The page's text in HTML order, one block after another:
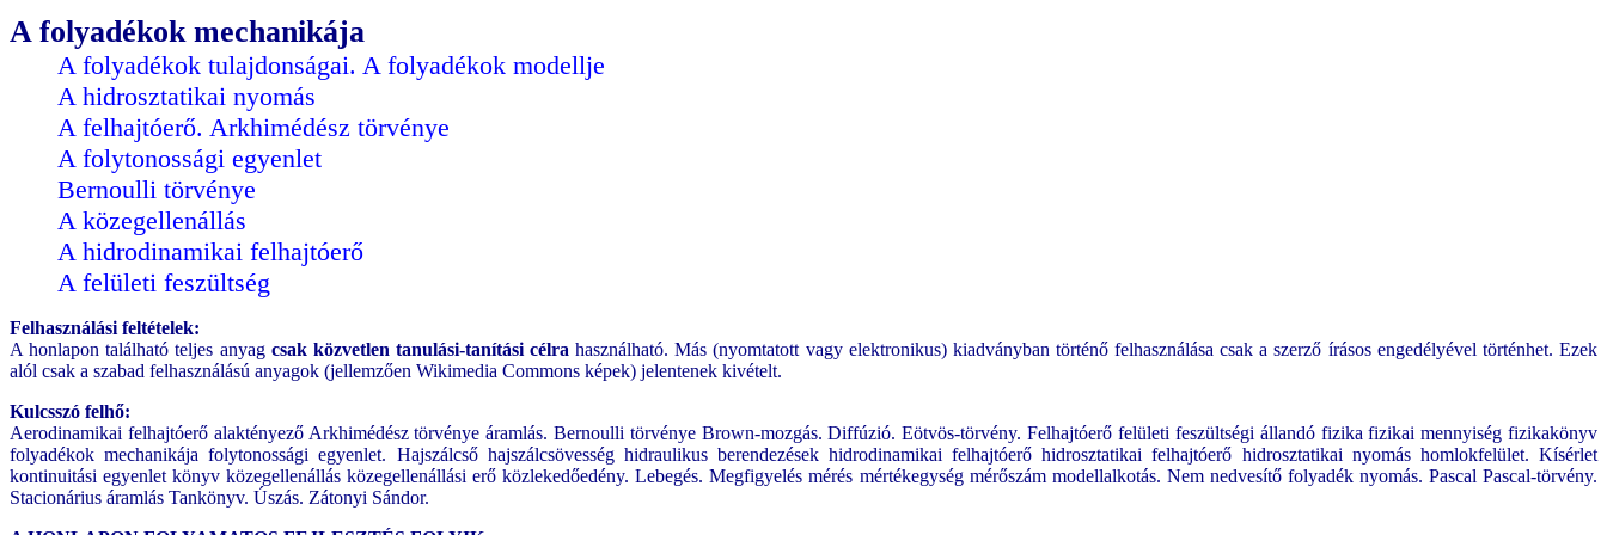
A folyadékok mechanikája
A folyadékok tulajdonságai. A folyadékok modellje
A hidrosztatikai nyomás
A felhajtóerő. Arkhimédész törvénye
A folytonossági egyenlet
Bernoulli törvénye
A közegellenállás
A hidrodinamikai felhajtóerő
A felületi feszültség
Felhasználási feltételek:
A honlapon található teljes anyag csak közvetlen tanulási-tanítási célra használható. Más (nyomtatott vagy elektronikus) kiadványban történő felhasználása csak a szerző írásos engedélyével történhet. Ezek
alól csak a szabad felhasználású anyagok (jellemzően Wikimedia Commons képek) jelentenek kivételt.
Kulcsszó felhő:
Aerodinamikai felhajtóerő alaktényező Arkhimédész törvénye áramlás. Bernoulli törvénye Brown-mozgás. Diffúzió. Eötvös-törvény. Felhajtóerő felületi feszültségi állandó fizika fizikai mennyiség fizikakönyv
folyadékok mechanikája folytonossági egyenlet. Hajszálcső hajszálcsövesség hidraulikus berendezések hidrodinamikai felhajtóerő hidrosztatikai felhajtóerő hidrosztatikai nyomás homlokfelület. Kísérlet
kontinuitási egyenlet könyv közegellenállás közegellenállási erő közlekedőedény. Lebegés. Megfigyelés mérés mértékegység mérőszám modellalkotás. Nem nedvesítő folyadék nyomás. Pascal Pascal-törvény.
Stacionárius áramlás Tankönyv. Úszás. Zátonyi Sándor.